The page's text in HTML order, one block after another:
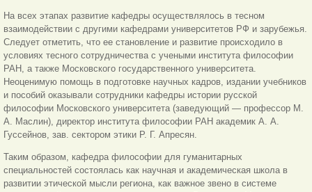
На всех этапах развитие кафедры осуществлялось в тесном
взаимодействии с другими кафедрами университетов РФ и зарубежья.
Следует отметить, что ее становление и развитие происходило в
условиях тесного сотрудничества с учеными института философии
РАН, а также Московского государственного университета.
Неоценимую помощь в подготовке научных кадров, издании учебников
и пособий оказывали сотрудники кафедры истории русской
философии Московского университета (заведующий — профессор М.
А. Маслин), директор института философии РАН академик А. А.
Гуссейнов, зав. сектором этики Р. Г. Апресян.
Таким образом, кафедра философии для гуманитарных
специальностей состоялась как научная и академическая школа в
развитии этической мысли региона, как важное звено в системе